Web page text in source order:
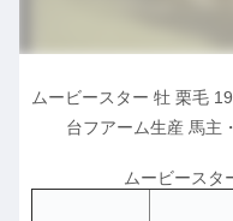
ムービースター 牡 栗毛
台フアーム生産 馬主
ムービースタ